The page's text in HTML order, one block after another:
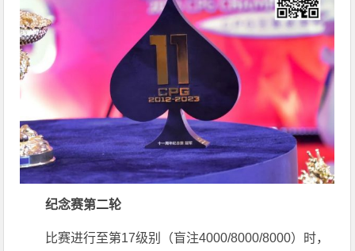
纪念赛第二轮
比赛进行至第17级别（盲注4000/8000/8000）时，